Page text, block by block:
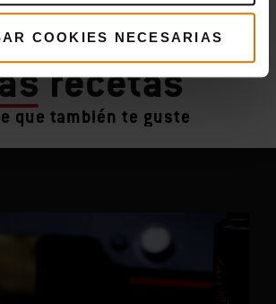
COOKIES NECESARIAS
recetas
que también te guste